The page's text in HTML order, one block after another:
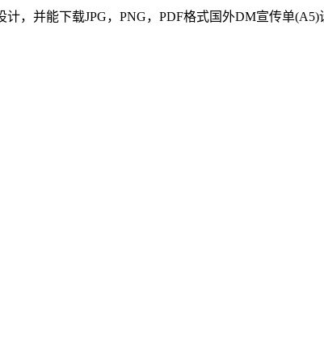
，并能下载JPG，PNG，PDF格式国外DM宣传单(A5)